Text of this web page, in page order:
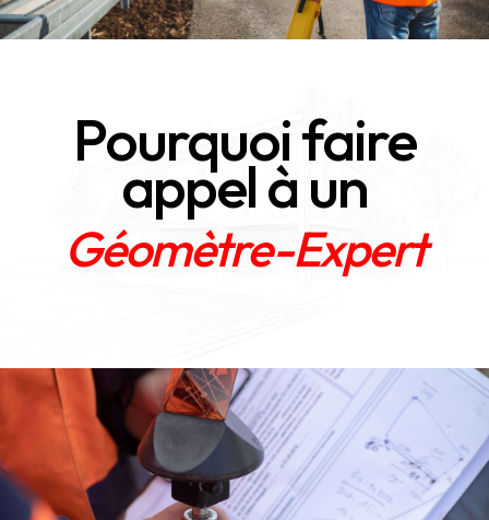
Pourquoi faire
appel à un
Géomètre-Expert